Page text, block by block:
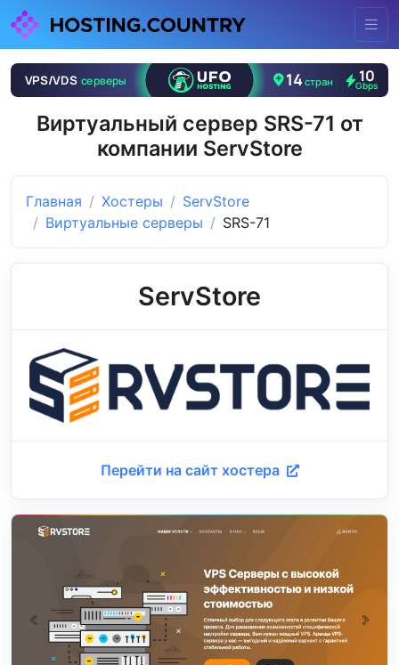
Виртуальный сервер SRS-71 от
компании ServStore
Главная Хостеры
ServStore
Виртуальные серверы
SRS-71
ServStore
Перейти на сайт хостера